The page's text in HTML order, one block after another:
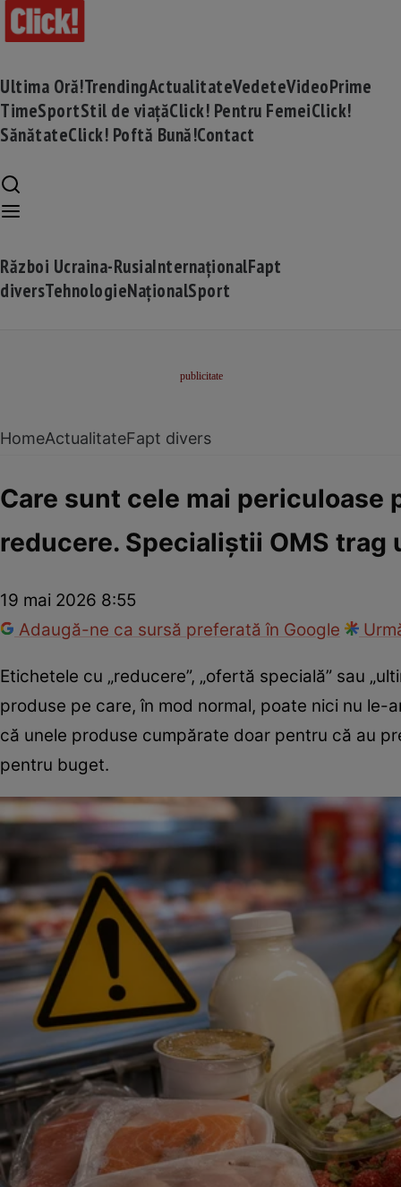
Ultima Oră!TrendingActualitateVedeteVideoPrime
TimeSportStil de viațăClick! Pentru FemeiClick!
SănătateClick! Poftă Bună!Contact
Război Ucraina-RusiaInternaționalFapt
diversTehnologieNaționalSport
HomeActualitateFapt divers
Care sunt cele mai periculoase
reducere. Specialiștii OMS trag
19 mai 2026 8:55
Adaugă-ne ca sursă preferată în Google
Etichetele cu „reducere”, „ofertă specială” sau
produse pe care, în mod normal, poate nici nu
că unele produse cumpărate doar pentru că au
pentru buget.